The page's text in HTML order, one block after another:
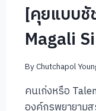
[คุยแบบ
Magali
ByChutchapol
คนเก่งหรือ
องค์กรพยายาม